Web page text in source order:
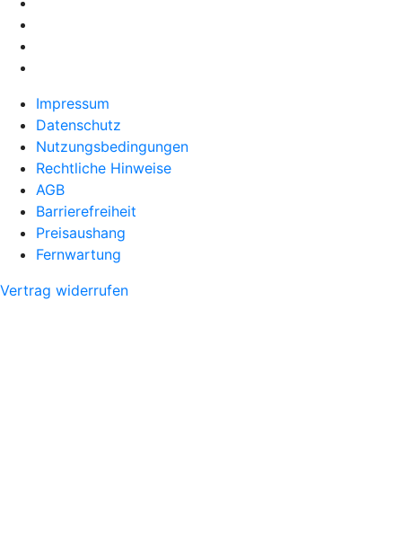
Impressum
Datenschutz
Nutzungsbedingungen
Rechtliche Hinweise
AGB
Barrierefreiheit
Preisaushang
Fernwartung
Vertrag widerrufen